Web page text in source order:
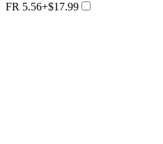
FR 5.56+$17.99